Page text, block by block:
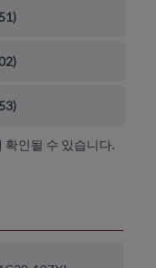
)
)
)
확인될 수 있습니다.